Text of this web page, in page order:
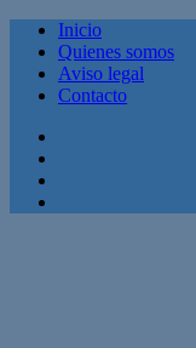
Inicio
Quienes somos
Aviso legal
Contacto